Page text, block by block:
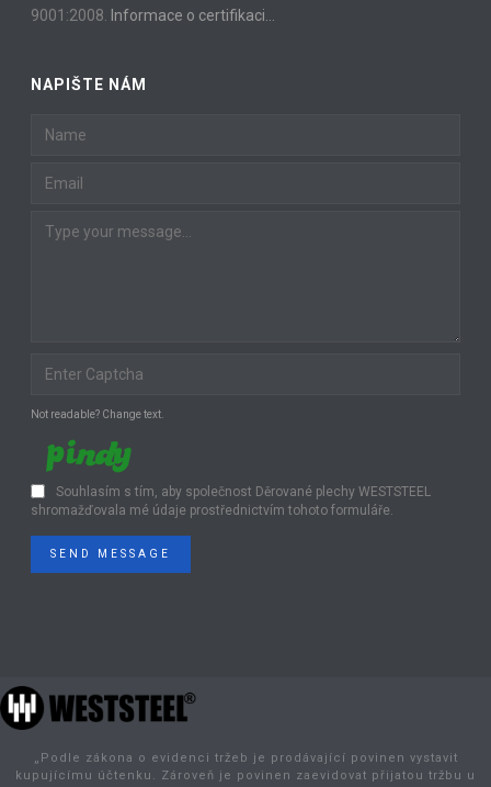
9001:2008. Informace o certifikaci…
NAPIŠTE NÁM
Not readable? Change text.
Souhlasím s tím, aby společnost Děrované plechy WESTSTEEL
shromažďovala mé údaje prostřednictvím tohoto formuláře.
SEND MESSAGE
„Podle zákona o evidenci tržeb je prodávající povinen vystavit
kupujícímu účtenku. Zároveň je povinen zaevidovat přijatou tržbu u